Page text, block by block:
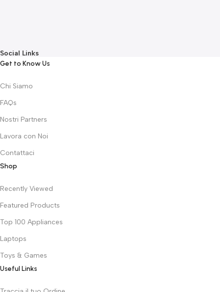
Social Links
Get to Know Us
Chi Siamo
FAQs
Nostri Partners
Lavora con Noi
Contattaci
Shop
Recently Viewed
Featured Products
Top 100 Appliances
Laptops
Toys & Games
Useful Links